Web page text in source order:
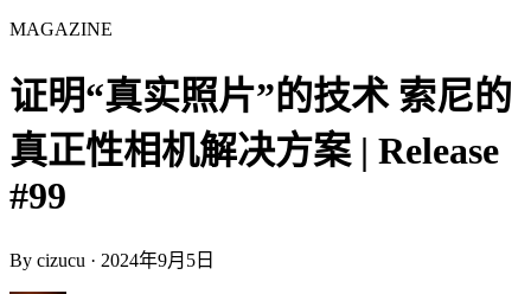
MAGAZINE
证明“真实照片”的技术 索尼的
真正性相机解决方案 | Release
#99
By cizucu · 2024年9月5日